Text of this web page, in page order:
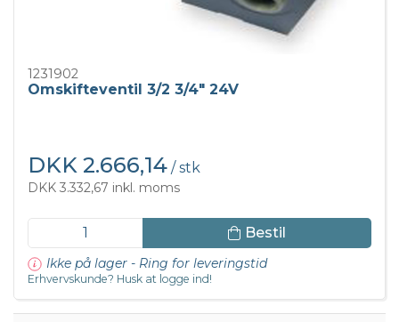
1231902
Omskifteventil 3/2 3/4" 24V
DKK 2.666,14 / stk
DKK 3.332,67 inkl. moms
Bestil
Ikke på lager - Ring for leveringstid
Erhvervskunde? Husk at logge ind!